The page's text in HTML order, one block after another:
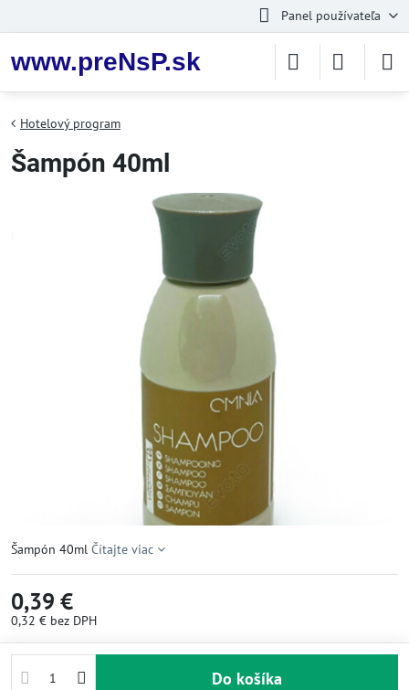
Panel používateľa
www.preNsP.sk
Hotelový program
Šampón 40ml
Šampón 40ml Čítajte viac
0,39 €
0,32 € bez DPH
Do košíka